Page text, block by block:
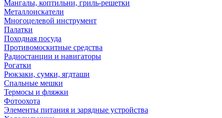
Мангалы, коптильни, гриль-решетки
Металлоискатели
Многоцелевой инструмент
Палатки
Походная посуда
Противомоскитные средства
Радиостанции и навигаторы
Рогатки
Рюкзаки, сумки, ягдташи
Спальные мешки
Термосы и фляжки
Фотоохота
Элементы питания и зарядные устройства